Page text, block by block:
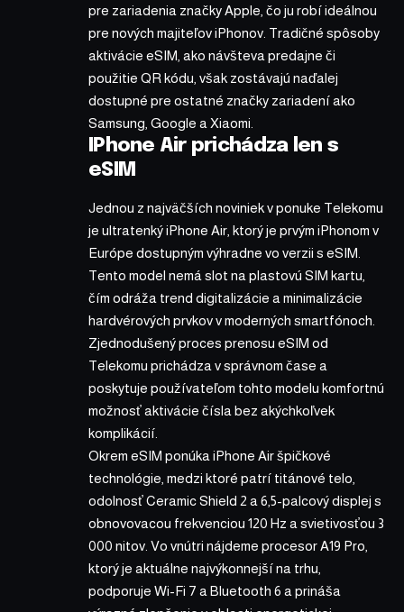
pre zariadenia značky Apple, čo ju robí ideálnou
pre nových majiteľov iPhonov. Tradičné spôsoby
aktivácie eSIM, ako návšteva predajne či
použitie QR kódu, však zostávajú naďalej
dostupné pre ostatné značky zariadení ako
Samsung, Google a Xiaomi.
IPhone Air prichádza len s
eSIM
Jednou z najväčších noviniek v ponuke Telekomu
je ultratenký iPhone Air, ktorý je prvým iPhonom v
Európe dostupným výhradne vo verzii s eSIM.
Tento model nemá slot na plastovú SIM kartu,
čím odráža trend digitalizácie a minimalizácie
hardvérových prvkov v moderných smartfónoch.
Zjednodušený proces prenosu eSIM od
Telekomu prichádza v správnom čase a
poskytuje používateľom tohto modelu komfortnú
možnosť aktivácie čísla bez akýchkoľvek
komplikácií.
Okrem eSIM ponúka iPhone Air špičkové
technológie, medzi ktoré patrí titánové telo,
odolnosť Ceramic Shield 2 a 6,5-palcový displej s
obnovovacou frekvenciou 120 Hz a svietivosťou 3
000 nitov. Vo vnútri nájdeme procesor A19 Pro,
ktorý je aktuálne najvýkonnejší na trhu,
podporuje Wi-Fi 7 a Bluetooth 6 a prináša